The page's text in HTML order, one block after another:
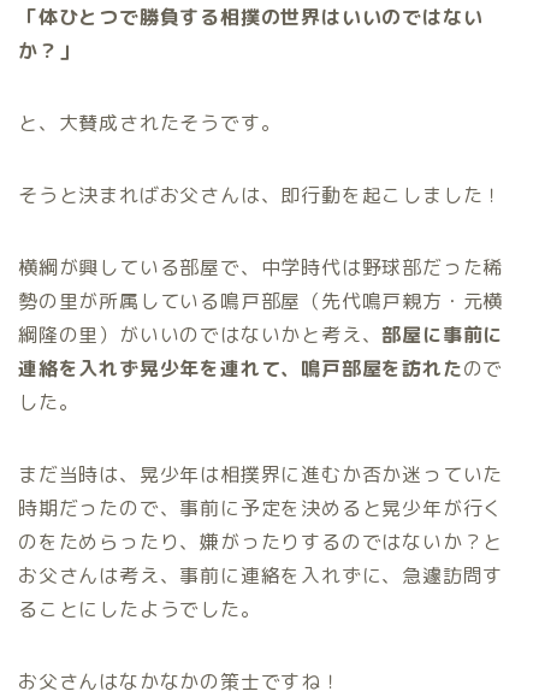
「体ひとつで勝負する相撲の世界はいいのではない
か？」
と、大賛成されたそうです。
そうと決まればお父さんは、即行動を起こしました！
横綱が興している部屋で、中学時代は野球部だった稀
勢の里が所属している鳴戸部屋（先代鳴戸親方・元横
綱隆の里）がいいのではないかと考え、部屋に事前に
連絡を入れず晃少年を連れて、鳴戸部屋を訪れたので
した。
まだ当時は、晃少年は相撲界に進むか否か迷っていた
時期だったので、事前に予定を決めると晃少年が行く
のをためらったり、嫌がったりするのではないか？と
お父さんは考え、事前に連絡を入れずに、急遽訪問す
ることにしたようでした。
お父さんはなかなかの策士ですね！